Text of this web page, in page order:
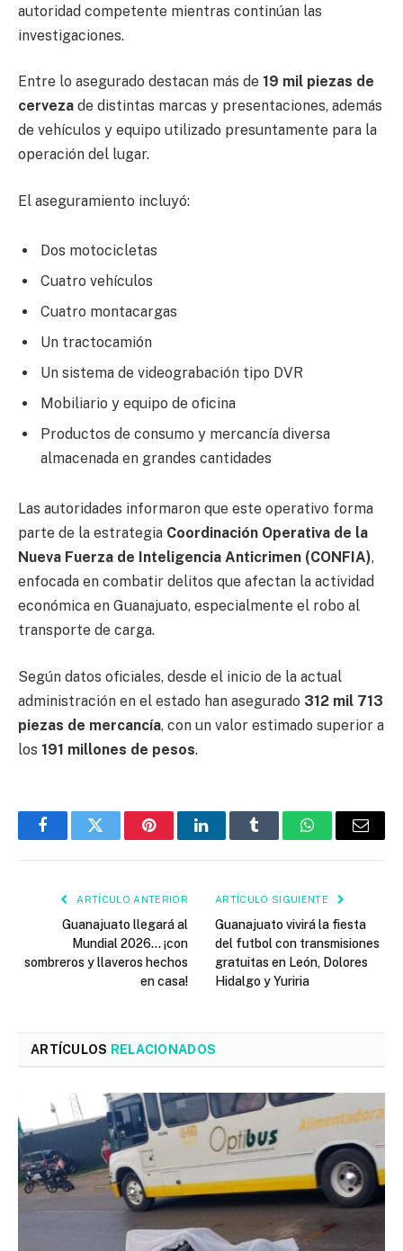
autoridad competente mientras continúan las
investigaciones.
Entre lo asegurado destacan más de 19 mil piezas de
cerveza de distintas marcas y presentaciones, además
de vehículos y equipo utilizado presuntamente para la
operación del lugar.
El aseguramiento incluyó:
Dos motocicletas
Cuatro vehículos
Cuatro montacargas
Un tractocamión
Un sistema de videograbación tipo DVR
Mobiliario y equipo de oficina
Productos de consumo y mercancía diversa
almacenada en grandes cantidades
Las autoridades informaron que este operativo forma
parte de la estrategia Coordinación Operativa de la
Nueva Fuerza de Inteligencia Anticrimen (CONFIA),
enfocada en combatir delitos que afectan la actividad
económica en Guanajuato, especialmente el robo al
transporte de carga.
Según datos oficiales, desde el inicio de la actual
administración en el estado han asegurado 312 mil 713
piezas de mercancía, con un valor estimado superior a
los 191 millones de pesos.
FacebookTwitter PinterestLinkedInTumblr WhatsAppEmail
ARTÍCULO ANTERIOR
Guanajuato llegará al
Mundial 2026… ¡con
sombreros y llaveros hechos
en casa!
ARTÍCULO SIGUIENTE
Guanajuato vivirá la fiesta
del futbol con transmisiones
gratuitas en León, Dolores
Hidalgo y Yuriria
ARTÍCULOS RELACIONADOS